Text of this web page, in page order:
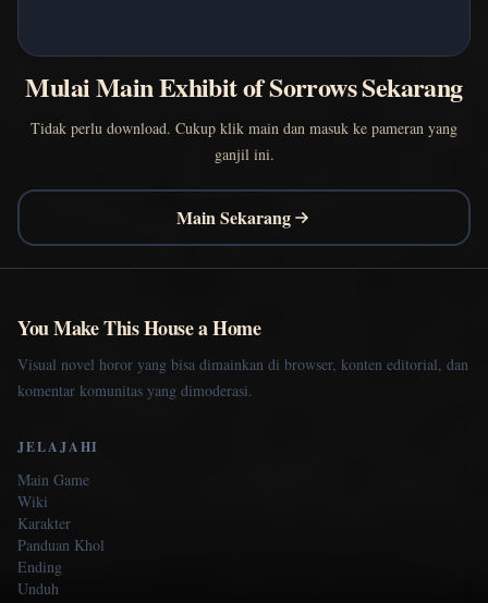
Mulai Main Exhibit of Sorrows Sekarang
Tidak perlu download. Cukup klik main dan masuk ke pameran yang
ganjil ini.
Main Sekarang
You Make This House a Home
Visual novel horor yang bisa dimainkan di browser, konten editorial, dan
komentar komunitas yang dimoderasi.
JELAJAHI
Main Game
Wiki
Karakter
Panduan Khol
Ending
Unduh